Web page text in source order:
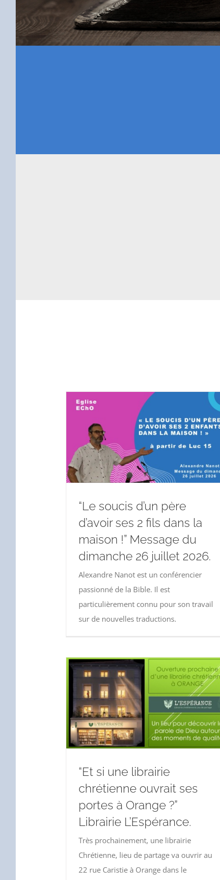
“Le soucis d’un père
d’avoir ses 2 fils dans la
maison !” Message du
dimanche 26 juillet 2026.
Alexandre Nanot est un conférencier
passionné de la Bible. Il est
particulièrement connu pour son travail
sur de nouvelles traductions.
“Et si une librairie
chrétienne ouvrait ses
portes à Orange ?”
Librairie L’Espérance.
Très prochainement, une librairie
Chrétienne, lieu de partage va ouvrir au
22 rue Caristie à Orange dans le